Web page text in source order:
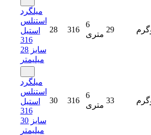
میلگرد
استنلس
استیل
316
سایز 28
میلیمتر
28 316
6
متری
29
میلگرد
استنلس
استیل
316
سایز 30
میلیمتر
30 316
6
متری
33